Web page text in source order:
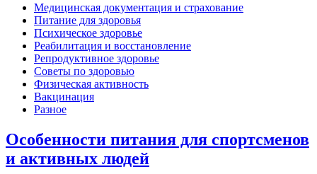
Медицинская документация и страхование
Питание для здоровья
Психическое здоровье
Реабилитация и восстановление
Репродуктивное здоровье
Советы по здоровью
Физическая активность
Вакцинация
Разное
Особенности питания для спортсменов
и активных людей